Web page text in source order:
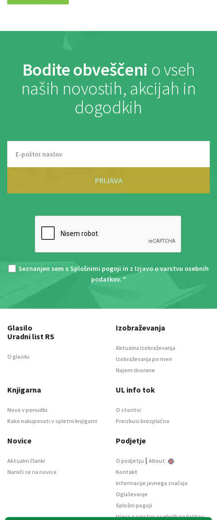
Bodite obveščeni o vseh
naših novostih, akcijah in
dogodkih
PRIJAVA
Seznanjen sem s Splošnimi pogoji in z Izjavo o varstvu osebnih
podatkov. *
Glasilo
Uradni list RS
O glasilu
Izobraževanja
Aktualna izobraževanja
Izobraževanja po meri
Najem dvorane
Knjigarna
Novo v ponudbi
Kako nakupovati v spletni knjigarni
UL info tok
O storitvi
Preizkusi brezplačno
Novice
Aktualni članki
Naroči se na novice
Podjetje
O podjetju | About
Kontakt
Informacije javnega značaja
Oglaševanje
Splošni pogoji
Izjava o varstvu osebnih podatkov